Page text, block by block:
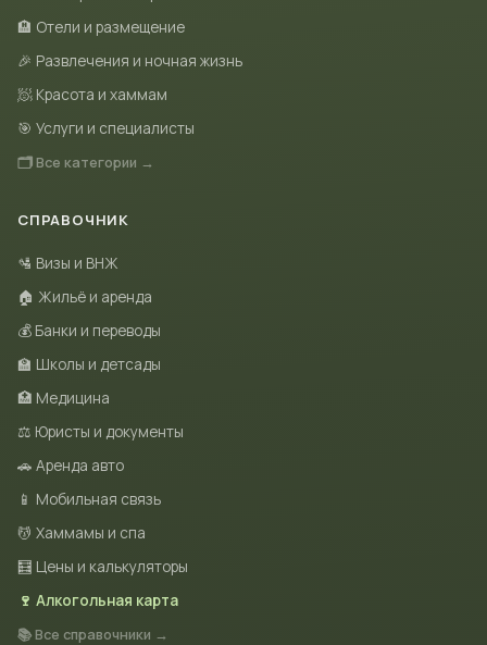
🏨 Отели и размещение
🎉 Развлечения и ночная жизнь
🧖 Красота и хаммам
🎯 Услуги и специалисты
🗂 Все категории →
СПРАВОЧНИК
🛂 Визы и ВНЖ
🏠 Жильё и аренда
💰 Банки и переводы
🏫 Школы и детсады
🏥 Медицина
⚖️ Юристы и документы
🚗 Аренда авто
📱 Мобильная связь
💆 Хаммамы и спа
🧮 Цены и калькуляторы
🍷 Алкогольная карта
📚 Все справочники →